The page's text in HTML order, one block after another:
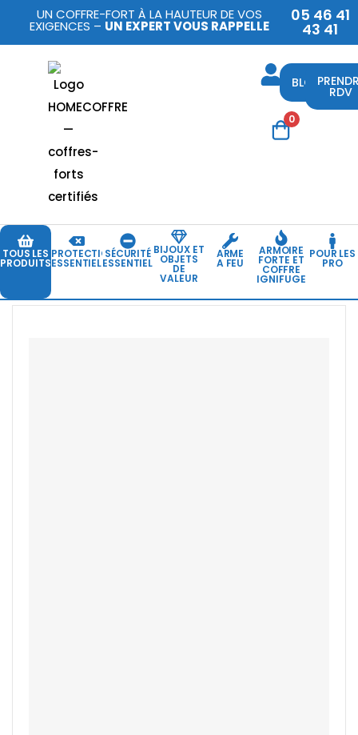
UN COFFRE-FORT À LA HAUTEUR DE VOS
EXIGENCES – UN EXPERT VOUS RAPPELLE
05 46 41
43 41
0
BLOG
RDV
TOUS LES
PRODUITS
PROTECTION
ESSENTIELLE
SÉCURITÉ
ESSENTIELLE
BIJOUX ET
OBJETS
DE
VALEUR
ARME
A FEU
ARMOIRE
FORTE ET
COFFRE
IGNIFUGE
POUR LES
PRO